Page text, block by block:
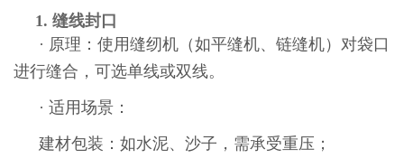
1. 缝线封口
· 原理：使用缝纫机（如平缝机、链缝机）对袋口
进行缝合，可选单线或双线。
· 适用场景：
建材包装：如水泥、沙子，需承受重压；